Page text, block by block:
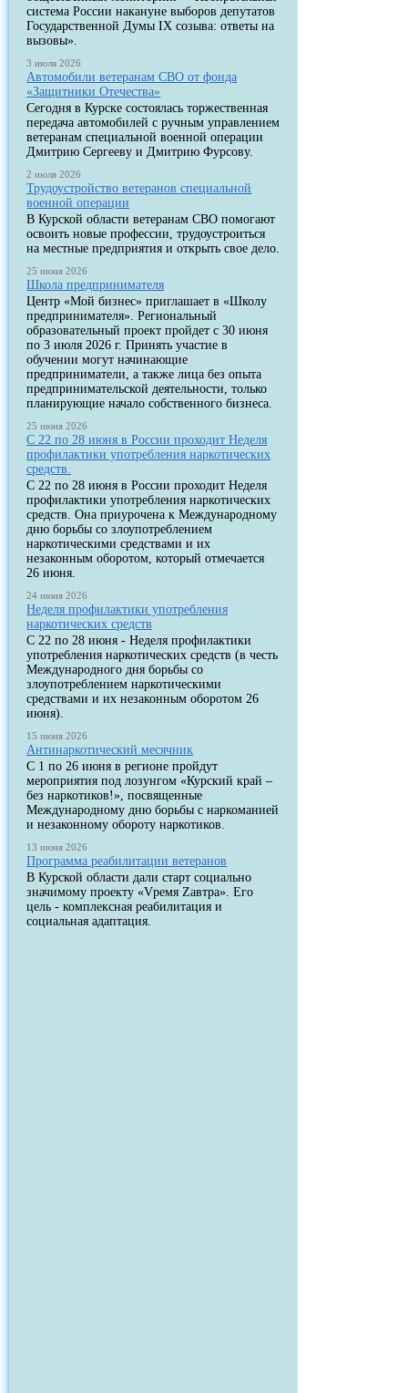
система России накануне выборов депутатов
Государственной Думы IX созыва: ответы на
вызовы».
3 июля 2026
Автомобили ветеранам СВО от фонда
«Защитники Отечества»
Сегодня в Курске состоялась торжественная
передача автомобилей с ручным управлением
ветеранам специальной военной операции
Дмитрию Сергееву и Дмитрию Фурсову.
2 июля 2026
Трудоустройство ветеранов специальной
военной операции
В Курской области ветеранам СВО помогают
освоить новые профессии, трудоустроиться
на местные предприятия и открыть свое дело.
25 июня 2026
Школа предпринимателя
Центр «Мой бизнес» приглашает в «Школу
предпринимателя». Региональный
образовательный проект пройдет с 30 июня
по 3 июля 2026 г. Принять участие в
обучении могут начинающие
предприниматели, а также лица без опыта
предпринимательской деятельности, только
планирующие начало собственного бизнеса.
25 июня 2026
С 22 по 28 июня в России проходит Неделя
профилактики употребления наркотических
средств.
С 22 по 28 июня в России проходит Неделя
профилактики употребления наркотических
средств. Она приурочена к Международному
дню борьбы со злоупотреблением
наркотическими средствами и их
незаконным оборотом, который отмечается
26 июня.
24 июня 2026
Неделя профилактики употребления
наркотических средств
С 22 по 28 июня - Неделя профилактики
употребления наркотических средств (в честь
Международного дня борьбы со
злоупотреблением наркотическими
средствами и их незаконным оборотом 26
июня).
15 июня 2026
Антинаркотический месячник
С 1 по 26 июня в регионе пройдут
мероприятия под лозунгом «Курский край –
без наркотиков!», посвященные
Международному дню борьбы с наркоманией
и незаконному обороту наркотиков.
13 июня 2026
Программа реабилитации ветеранов
В Курской области дали старт социально
значимому проекту «Vремя Zавтра». Его
цель - комплексная реабилитация и
социальная адаптация.